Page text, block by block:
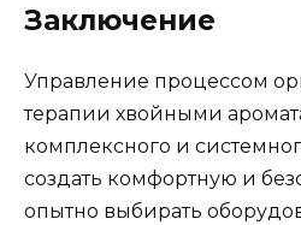
Заключение
Управление процессом
терапии хвойными
комплексного и
создать комфортную и
опытно выбирать